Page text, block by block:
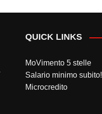
QUICK LINKS
MoVimento 5 stelle
Salario minimo subito!
Microcredito